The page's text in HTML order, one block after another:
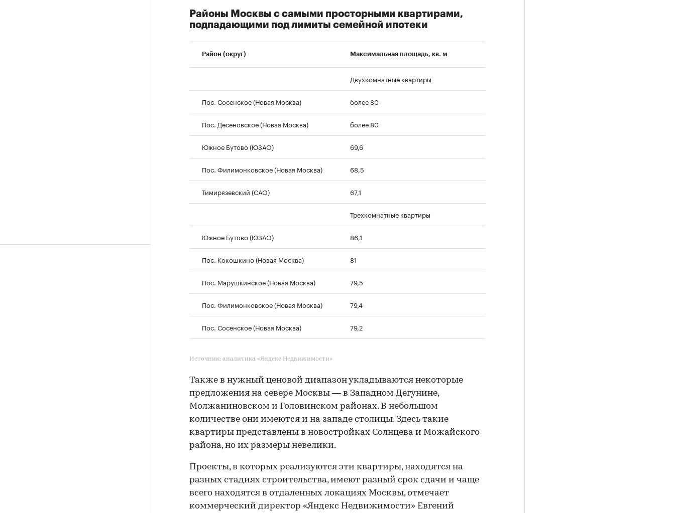
Районы Москвы с самыми просторными квартирами,
подпадающими под лимиты семейной ипотеки
Район (округ) Максимальная площадь, кв. м
Двухкомнатные квартиры
Пос. Сосенское (Новая Москва) более 80
Пос. Десеновское (Новая Москва) более 80
Южное Бутово (ЮЗАО) 69,6
Пос. Филимонковское (Новая Москва) 68,5
Тимирязевский (САО) 67,1
Трехкомнатные квартиры
Южное Бутово (ЮЗАО) 86,1
Пос. Кокошкино (Новая Москва) 81
Пос. Марушкинское (Новая Москва) 79,5
Пос. Филимонковское (Новая Москва) 79,4
Пос. Сосенское (Новая Москва) 79,2
Источник: аналитика «Яндекс Недвижимости»
Также в нужный ценовой диапазон укладываются некоторые
предложения на севере Москвы — в Западном Дегунине,
Молжаниновском и Головинском районах. В небольшом
количестве они имеются и на западе столицы. Здесь такие
квартиры представлены в новостройках Солнцева и Можайского
района, но их размеры невелики.
Проекты, в которых реализуются эти квартиры, находятся на
разных стадиях строительства, имеют разный срок сдачи и чаще
всего находятся в отдаленных локациях Москвы, отмечает
коммерческий директор «Яндекс Недвижимости» Евгений